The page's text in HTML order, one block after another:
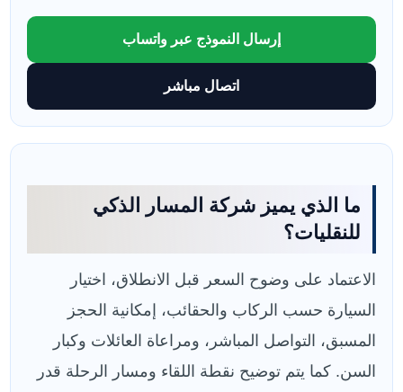
إرسال النموذج عبر واتساب
اتصال مباشر
ما الذي يميز شركة المسار الذكي
للنقليات؟
الاعتماد على وضوح السعر قبل الانطلاق، اختيار
السيارة حسب الركاب والحقائب، إمكانية الحجز
المسبق، التواصل المباشر، ومراعاة العائلات وكبار
السن. كما يتم توضيح نقطة اللقاء ومسار الرحلة قدر